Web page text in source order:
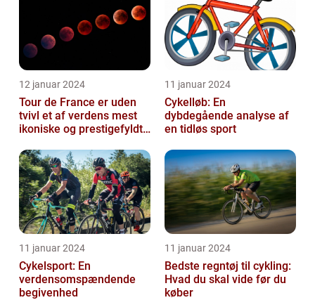
12 januar 2024
Tour de France er uden
tvivl et af verdens mest
ikoniske og prestigefyldte
11 januar 2024
Cykelløb: En
dybdegående analyse af
en tidløs sport
11 januar 2024
Cykelsport: En
verdensomspændende
begivenhed
11 januar 2024
Bedste regntøj til cykling:
Hvad du skal vide før du
køber